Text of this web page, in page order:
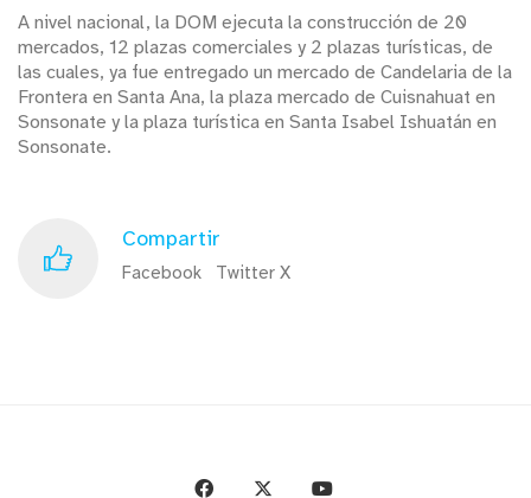
A nivel nacional, la DOM ejecuta la construcción de 20
mercados, 12 plazas comerciales y 2 plazas turísticas, de
las cuales, ya fue entregado un mercado de Candelaria de la
Frontera en Santa Ana, la plaza mercado de Cuisnahuat en
Sonsonate y la plaza turística en Santa Isabel Ishuatán en
Sonsonate.
Compartir
Facebook Twitter X